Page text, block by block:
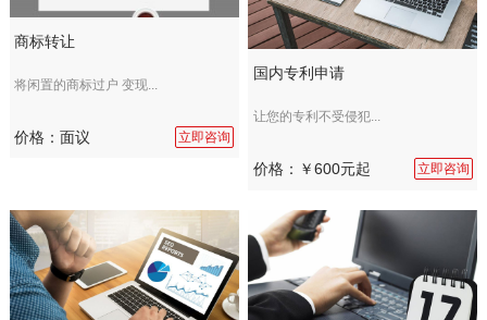
商标转让
将闲置的商标过户 变现...
价格：面议 立即咨询
国内专利申请
让您的专利不受侵犯...
价格：￥600元起 立即咨询